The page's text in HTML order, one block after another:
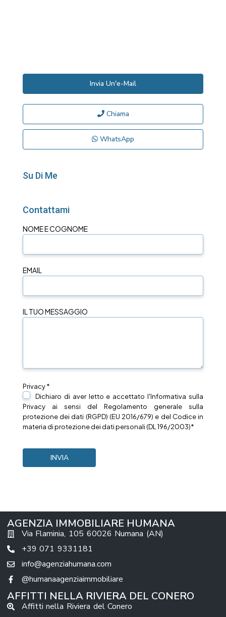
Invia Un'e-Mail
Chiama
WhatsApp
Su Di Me
Contattami
NOME E COGNOME
EMAIL
IL TUO MESSAGGIO
Privacy *
Dichiaro di aver letto e accettato l'Informativa sulla
Privacy ai sensi del Regolamento generale sulla
protezione dei dati (RGPD) (EU 2016/679) e del Codice in
materia di protezione dei dati personali (DL 196/2003)*
AGENZIA IMMOBILIARE HUMANA
Via Flaminia, 105 60026 Numana (AN)
+39 071 9331181
info@agenziahumana.com
@humanaagenziaimmobiliare
AFFITTI NELLA RIVIERA DEL CONERO
Affitti nella Riviera del Conero